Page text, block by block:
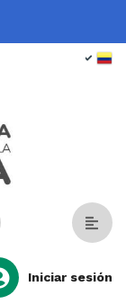
Iniciar sesión